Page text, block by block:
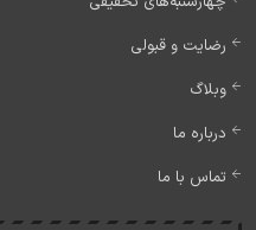
رضایت و قبولی
وبلاگ
درباره ما
تماس با ما